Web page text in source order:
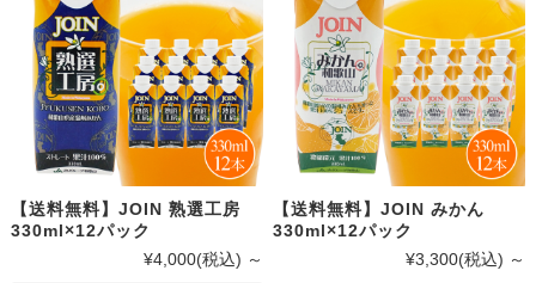
【送料無料】JOIN 熟選工房
330ml×12パック
¥4,000(税込) ～
【送料無料】JOIN みかん
330ml×12パック
¥3,300(税込) ～